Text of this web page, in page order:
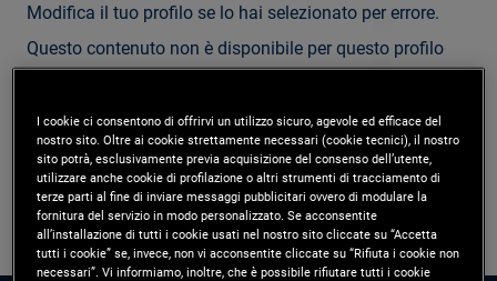
Modifica il tuo profilo se lo hai selezionato per errore.
Questo contenuto non è disponibile per questo profilo
Modifica profilo
I cookie ci consentono di offrirvi un utilizzo sicuro, agevole ed efficace del
nostro sito. Oltre ai cookie strettamente necessari (cookie tecnici), il nostro
sito potrà, esclusivamente previa acquisizione del consenso dell’utente,
utilizzare anche cookie di profilazione o altri strumenti di tracciamento di
terze parti al fine di inviare messaggi pubblicitari ovvero di modulare la
fornitura del servizio in modo personalizzato. Se acconsentite
all’installazione di tutti i cookie usati nel nostro sito cliccate su “Accetta
tutti i cookie” se, invece, non vi acconsentite cliccate su “Rifiuta i cookie non
necessari”. Vi informiamo, inoltre, che è possibile rifiutare tutti i cookie